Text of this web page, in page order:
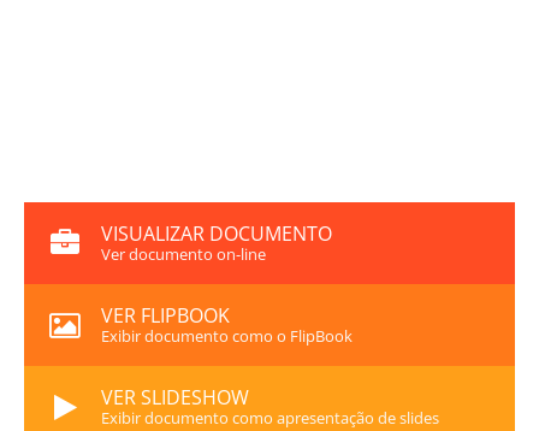
VISUALIZAR DOCUMENTO
Ver documento on-line
VER FLIPBOOK
Exibir documento como o FlipBook
VER SLIDESHOW
Exibir documento como apresentação de slides